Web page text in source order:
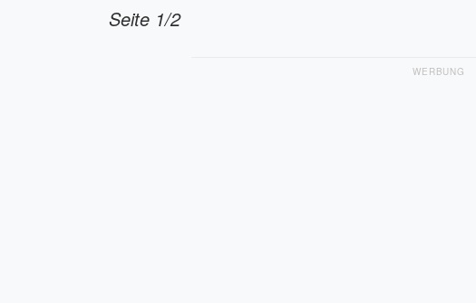
Seite 1/2
WERBUNG